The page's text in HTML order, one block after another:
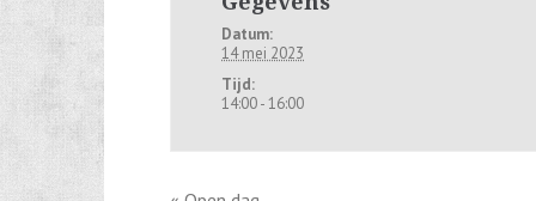
Datum:
14 mei 2023
Tijd:
14:00 - 16:00